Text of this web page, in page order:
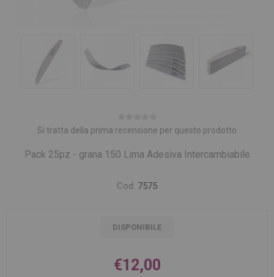
Si tratta della prima recensione per questo prodotto
Pack 25pz - grana 150 Lima Adesiva Intercambiabile
Cod: 7575
DISPONIBILE
€12,00